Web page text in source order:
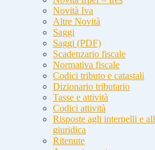
Novità Iva
Altre Novità
Saggi
Saggi (PDF)
Scadenzario fiscale
Normativa fiscale
Codici tributo e catastali
Dizionario tributario
Tasse e attività
Codici attività
Risposte agli interpelli e
giuridica
Ritenute